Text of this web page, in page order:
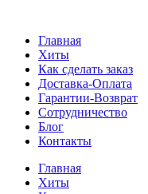
Главная
Хиты
Как сделать заказ
Доставка-Оплата
Гарантии-Возврат
Сотрудничество
Блог
Контакты
Главная
Хиты